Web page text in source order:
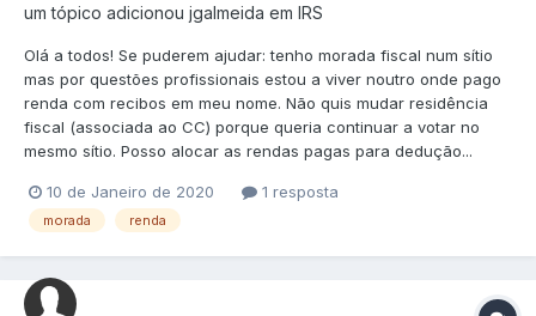
um tópico adicionou jgalmeida em IRS
Olá a todos! Se puderem ajudar: tenho morada fiscal num sítio
mas por questões profissionais estou a viver noutro onde pago
renda com recibos em meu nome. Não quis mudar residência
fiscal (associada ao CC) porque queria continuar a votar no
mesmo sítio. Posso alocar as rendas pagas para dedução...
10 de Janeiro de 2020 1 resposta
morada renda